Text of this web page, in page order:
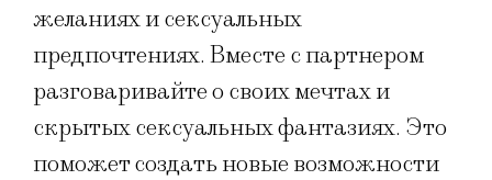
желаниях и сексуальных
предпочтениях. Вместе с партнером
разговаривайте о своих мечтах и
скрытых сексуальных фантазиях. Это
поможет создать новые возможности